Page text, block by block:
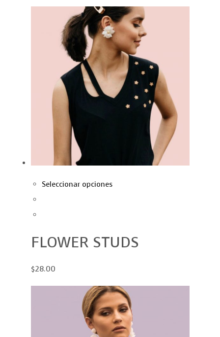
Seleccionar opciones
FLOWER STUDS
$28.00